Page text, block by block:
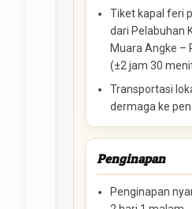
Tiket kapal feri
dari Pelabuhan
Muara Angke –
(±2 jam 30
Transportasi
dermaga ke
Penginapan
Penginapan